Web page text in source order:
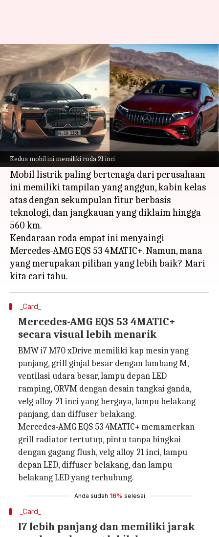
Kedua mobil ini memiliki roda 21 inci
Mercedes-AMG EQS 53 4MATIC+
vs BMW i7 M70 xDrive
menulis Bob Apr 19, 2023 11:54 am
Apa ceritanya
Pembuat mobil Jerman BMW telah
meluncurkan model i7 M70 xDrive di Shanghai
Motor Show.
Mobil listrik paling bertenaga dari perusahaan
ini memiliki tampilan yang anggun, kabin kelas
atas dengan sekumpulan fitur berbasis
teknologi, dan jangkauan yang diklaim hingga
560 km.
Kendaraan roda empat ini menyaingi
Mercedes-AMG EQS 53 4MATIC+. Namun, mana
yang merupakan pilihan yang lebih baik? Mari
_Card_
Mercedes-AMG EQS 53 4MATIC+
secara visual lebih menarik
BMW i7 M70 xDrive memiliki kap mesin yang
panjang, grill ginjal besar dengan lambang M,
ventilasi udara besar, lampu depan LED
ramping, ORVM dengan desain tangkai ganda,
velg alloy 21 inci yang bergaya, lampu belakang
panjang, dan diffuser belakang.
Mercedes-AMG EQS 53 4MATIC+ memamerkan
grill radiator tertutup, pintu tanpa bingkai
dengan gagang flush, velg alloy 21 inci, lampu
depan LED, diffuser belakang, dan lampu
belakang LED yang terhubung.
Anda sudah 16% selesai
_Card_
I7 lebih panjang dan memiliki jarak